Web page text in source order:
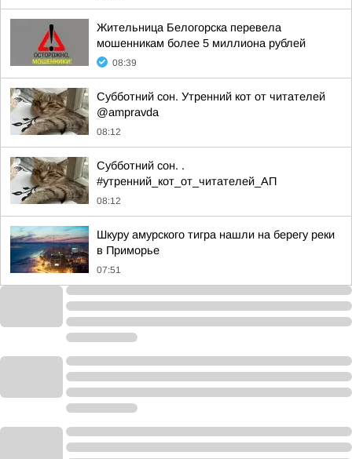
Жительница Белогорска перевела
мошенникам более 5 миллиона рублей
08:39
Субботний сон. Утренний кот от читателей
@ampravda
08:12
Субботний сон. .
#утренний_кот_от_читателей_АП
08:12
Шкуру амурского тигра нашли на берегу реки
в Приморье
07:51